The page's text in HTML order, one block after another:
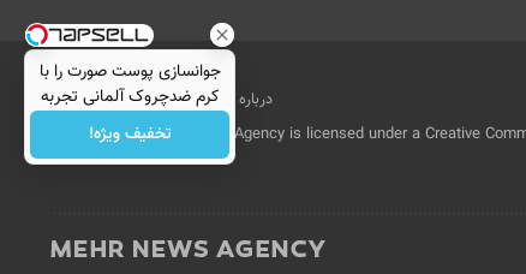
درباره ما تماس با ما
بازرگانی
All Content by Mehr News Agency is licensed under a Creative
License.
جوانسازی پوست صورت را با
کرم ضدچروک آلمانی تجربه
کنید!
تخفیف ویژه!